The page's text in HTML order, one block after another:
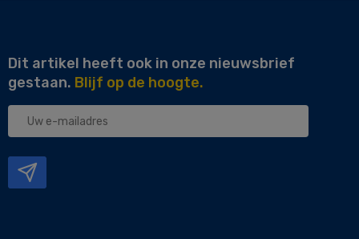
Dit artikel heeft ook in onze nieuwsbrief
gestaan. Blijf op de hoogte.
Uw